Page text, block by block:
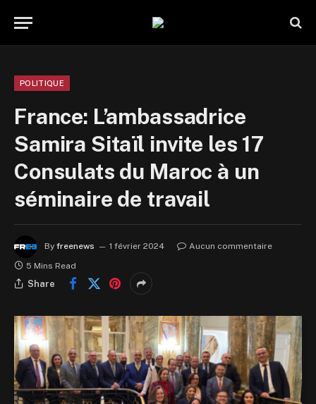
POLITIQUE
France: L’ambassadrice
Samira Sitaïl invite les 17
Consulats du Maroc à un
séminaire de travail
By freenews 1 février 2024
Aucun commentaire
5 Mins Read
Share